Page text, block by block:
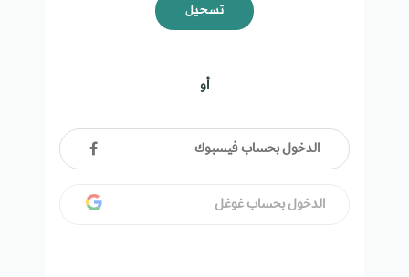
تسجيل
أو
الدخول بحساب فيسبوك
الدخول بحساب غوغل